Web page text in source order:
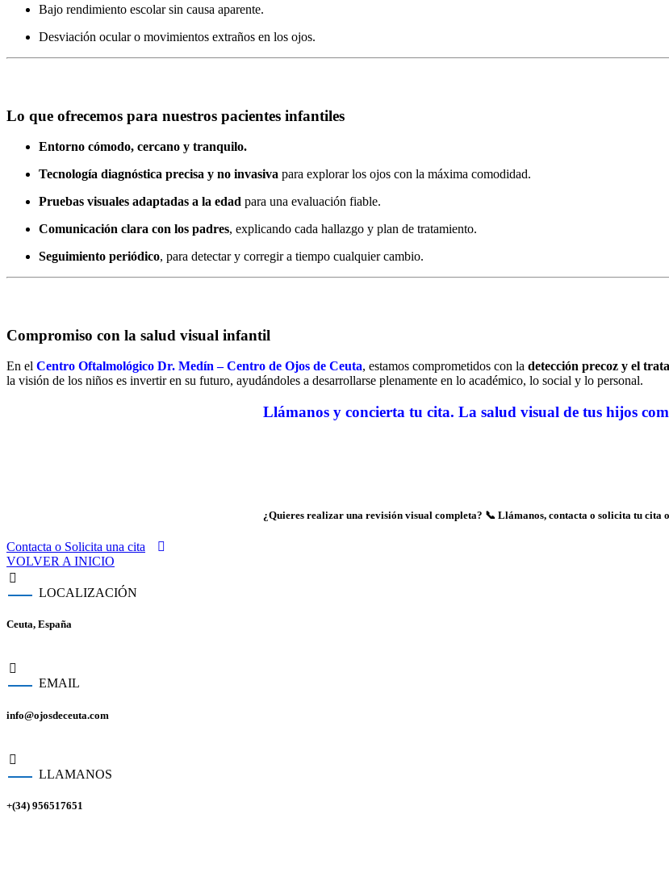
Bajo rendimiento escolar sin causa aparente.
Desviación ocular o movimientos extraños en los ojos.
Lo que ofrecemos para nuestros pacientes infantiles
Entorno cómodo, cercano y tranquilo.
Tecnología diagnóstica precisa y no invasiva para explorar los ojos con la máxima comodidad.
Pruebas visuales adaptadas a la edad para una evaluación fiable.
Comunicación clara con los padres, explicando cada hallazgo y plan de tratamiento.
Seguimiento periódico, para detectar y corregir a tiempo cualquier cambio.
Compromiso con la salud visual infantil
En el Centro Oftalmológico Dr. Medín – Centro de Ojos de Ceuta, estamos comprometidos con la detección precoz y el
la visión de los niños es invertir en su futuro, ayudándoles a desarrollarse plenamente en lo académico, lo social y lo personal.
Llámanos y concierta tu cita. La salud visual de tus hijos
¿Quieres realizar una revisión visual completa? 📞 Llámanos, contacta o solicita tu cita
Contacta o Solicita una cita
VOLVER A INICIO
LOCALIZACIÓN
Ceuta, España
EMAIL
info@ojosdeceuta.com
LLAMANOS
+(34) 956517651